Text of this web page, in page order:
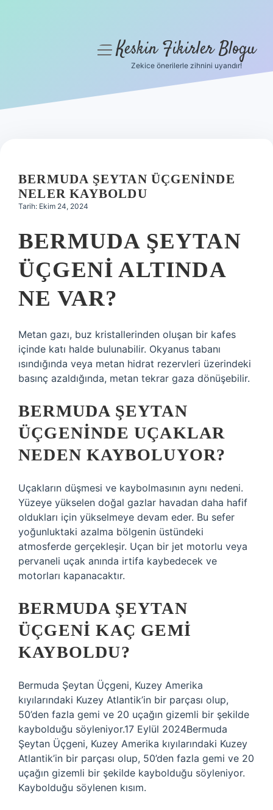
Hakkımızda
menüyüKeskin Fikirler Blogu
Zekice önerilerle zihnini uyandır!
BERMUDA ŞEYTAN ÜÇGENINDE
NELER KAYBOLDU
Tarih: Ekim 24, 2024
BERMUDA ŞEYTAN
ÜÇGENI ALTINDA
NE VAR?
Metan gazı, buz kristallerinden oluşan bir kafes
içinde katı halde bulunabilir. Okyanus tabanı
ısındığında veya metan hidrat rezervleri üzerindeki
basınç azaldığında, metan tekrar gaza dönüşebilir.
BERMUDA ŞEYTAN
ÜÇGENINDE UÇAKLAR
NEDEN KAYBOLUYOR?
Uçakların düşmesi ve kaybolmasının aynı nedeni.
Yüzeye yükselen doğal gazlar havadan daha hafif
oldukları için yükselmeye devam eder. Bu sefer
yoğunluktaki azalma bölgenin üstündeki
atmosferde gerçekleşir. Uçan bir jet motorlu veya
pervaneli uçak anında irtifa kaybedecek ve
motorları kapanacaktır.
BERMUDA ŞEYTAN
ÜÇGENI KAÇ GEMI
KAYBOLDU?
Bermuda Şeytan Üçgeni, Kuzey Amerika
kıyılarındaki Kuzey Atlantik’in bir parçası olup,
50’den fazla gemi ve 20 uçağın gizemli bir şekilde
kaybolduğu söyleniyor.17 Eylül 2024Bermuda
Şeytan Üçgeni, Kuzey Amerika kıyılarındaki Kuzey
Atlantik’in bir parçası olup, 50’den fazla gemi ve 20
uçağın gizemli bir şekilde kaybolduğu söyleniyor.
Kaybolduğu söylenen kısım.